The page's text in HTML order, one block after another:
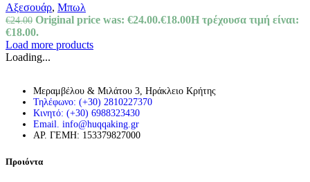
Αξεσουάρ, Μπωλ
€24.00 Original price was: €24.00.€18.00Η τρέχουσα τιμή είναι:
€18.00.
Load more products
Loading...
Μεραμβέλου & Μιλάτου 3, Ηράκλειο Κρήτης
Τηλέφωνο: (+30) 2810227370
Κινητό: (+30) 6988323430
Email. info@huqqaking.gr
ΑΡ. ΓΕΜΗ: 153379827000
Προιόντα